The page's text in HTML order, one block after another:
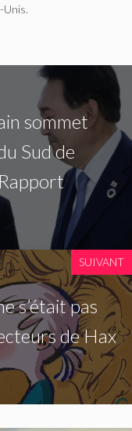
Unis.
sommet
Sud de
SUIVANT
s’était pas
de Hax